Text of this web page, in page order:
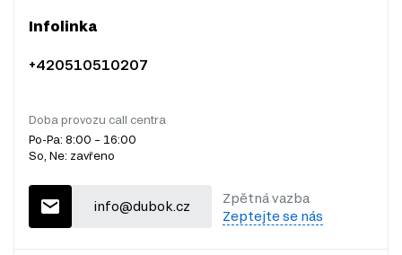
Infolinka
+420510510207
Doba provozu call centra
Po-Pa: 8:00 – 16:00
So, Ne: zavřeno
info@dubok.cz
Zpětná vazba
Zeptejte se nás